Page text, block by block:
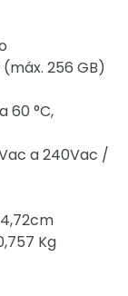
256 GB)
60 °C,
a 240Vac /
Kg